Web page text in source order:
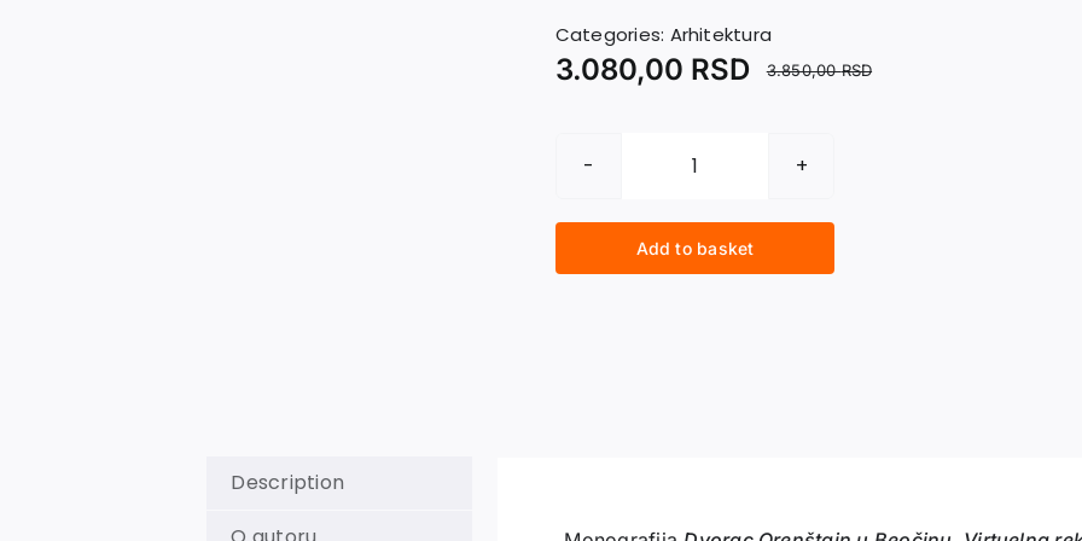
Categories: Arhitektura
3.850,00RSD
3.080,00 RSD
DVORAC
U
BEOČINU.
Add to basket
Description